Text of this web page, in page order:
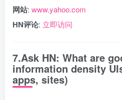
网站: www.yahoo.com
HN评论: 立即访问
7.Ask HN: What are
information density
apps, sites)